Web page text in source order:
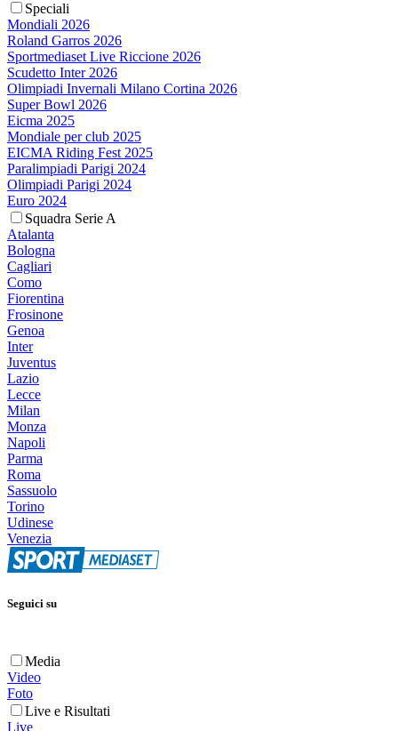
Speciali
Mondiali 2026
Roland Garros 2026
Sportmediaset Live Riccione 2026
Scudetto Inter 2026
Olimpiadi Invernali Milano Cortina 2026
Super Bowl 2026
Eicma 2025
Mondiale per club 2025
EICMA Riding Fest 2025
Paralimpiadi Parigi 2024
Olimpiadi Parigi 2024
Euro 2024
Squadra Serie A
Atalanta
Bologna
Cagliari
Como
Fiorentina
Frosinone
Genoa
Inter
Juventus
Lazio
Lecce
Milan
Monza
Napoli
Parma
Roma
Sassuolo
Torino
Udinese
Venezia
Seguici su
Media
Video
Foto
Live e Risultati
Live